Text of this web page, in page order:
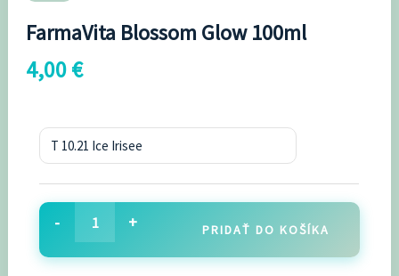
FarmaVita Blossom Glow 100ml
4,00€
- + PRIDAŤ DO KOŠÍKA